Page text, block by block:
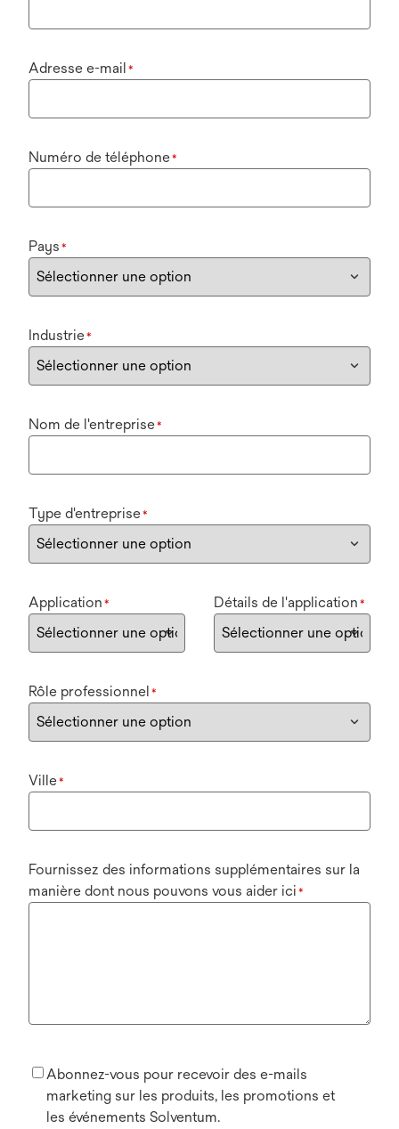
Adresse e-mail *
Numéro de téléphone*
Pays *
Industrie*
Nom de l'entreprise*
Type d'entreprise*
Application * Détails de l'application *
Rôle professionnel *
Ville*
Fournissez des informations supplémentaires sur la
manière dont nous pouvons vous aider ici *
Abonnez-vous pour recevoir des e-mails
marketing sur les produits, les promotions et
les événements Solventum.